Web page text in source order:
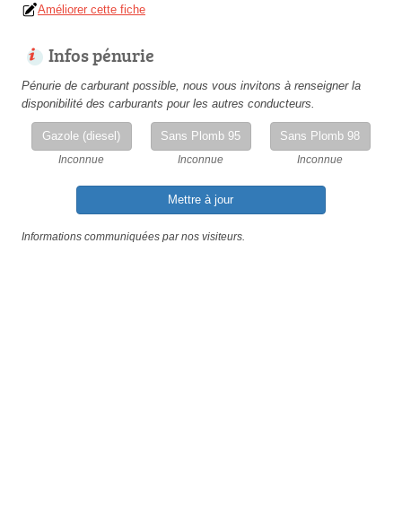
Améliorer cette fiche
Infos pénurie
Pénurie de carburant possible, nous vous invitons à renseigner la
disponibilité des carburants pour les autres conducteurs.
Gazole (diesel)
Inconnue
Sans Plomb 95
Inconnue
Sans Plomb 98
Inconnue
Mettre à jour
Informations communiquées par nos visiteurs.